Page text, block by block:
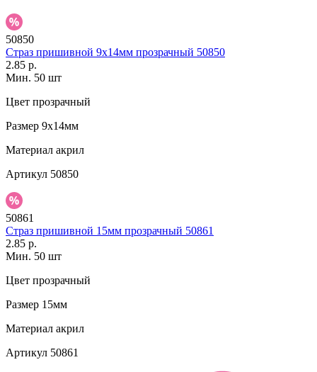
50850
Страз пришивной 9х14мм прозрачный 50850
2.85 р.
Мин. 50 шт
Цвет прозрачный
Размер 9х14мм
Материал акрил
Артикул 50850
50861
Страз пришивной 15мм прозрачный 50861
2.85 р.
Мин. 50 шт
Цвет прозрачный
Размер 15мм
Материал акрил
Артикул 50861